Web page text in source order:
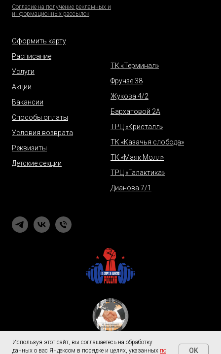
Используя этот сайт, вы соглашаетесь на обработку
данных о вас Яндексом в порядке и целях, указанных по OK
Согласие на получение рекламных и
информационных рассылок
Оформить карту
Расписание
Услуги
Акции
Вакансии
Способы оплаты
Условия возврата
Реквизиты
Детские секции
ТК «Терминал»
Фрунзе 38
Жукова 4/2
Бархатовой 2А
ТРЦ «Кристалл»
ТК «Казачья слобода»
ТК «Маяк Молл»
ТРЦ «Галактика»
Дианова 7/1